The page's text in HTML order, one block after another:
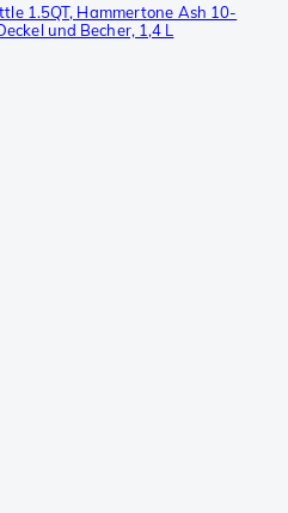
1.5QT, Hammertone Ash 10-
und Becher, 1,4 L